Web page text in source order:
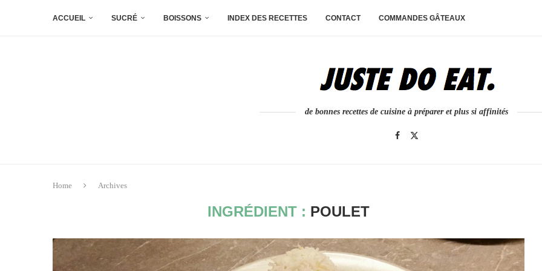
ACCUEIL SUCRÉ BOISSONS INDEX DES RECETTES CONTACT COMMANDES GÂTEAUX
de bonnes recettes de cuisine à préparer et plus si affinités
Home Archives
INGRÉDIENT : POULET